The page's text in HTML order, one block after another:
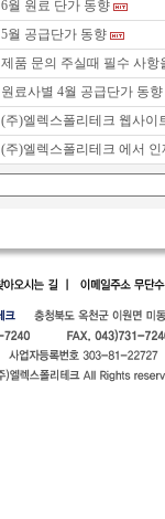
6월 원료 단가 동향
5월 공급단가 동향
제품 문의 주실때 필수 사항
원료사별 4월 공급단가 동향
(주)엘렉스폴리테크 웹사이
(주)엘렉스폴리테크 에서